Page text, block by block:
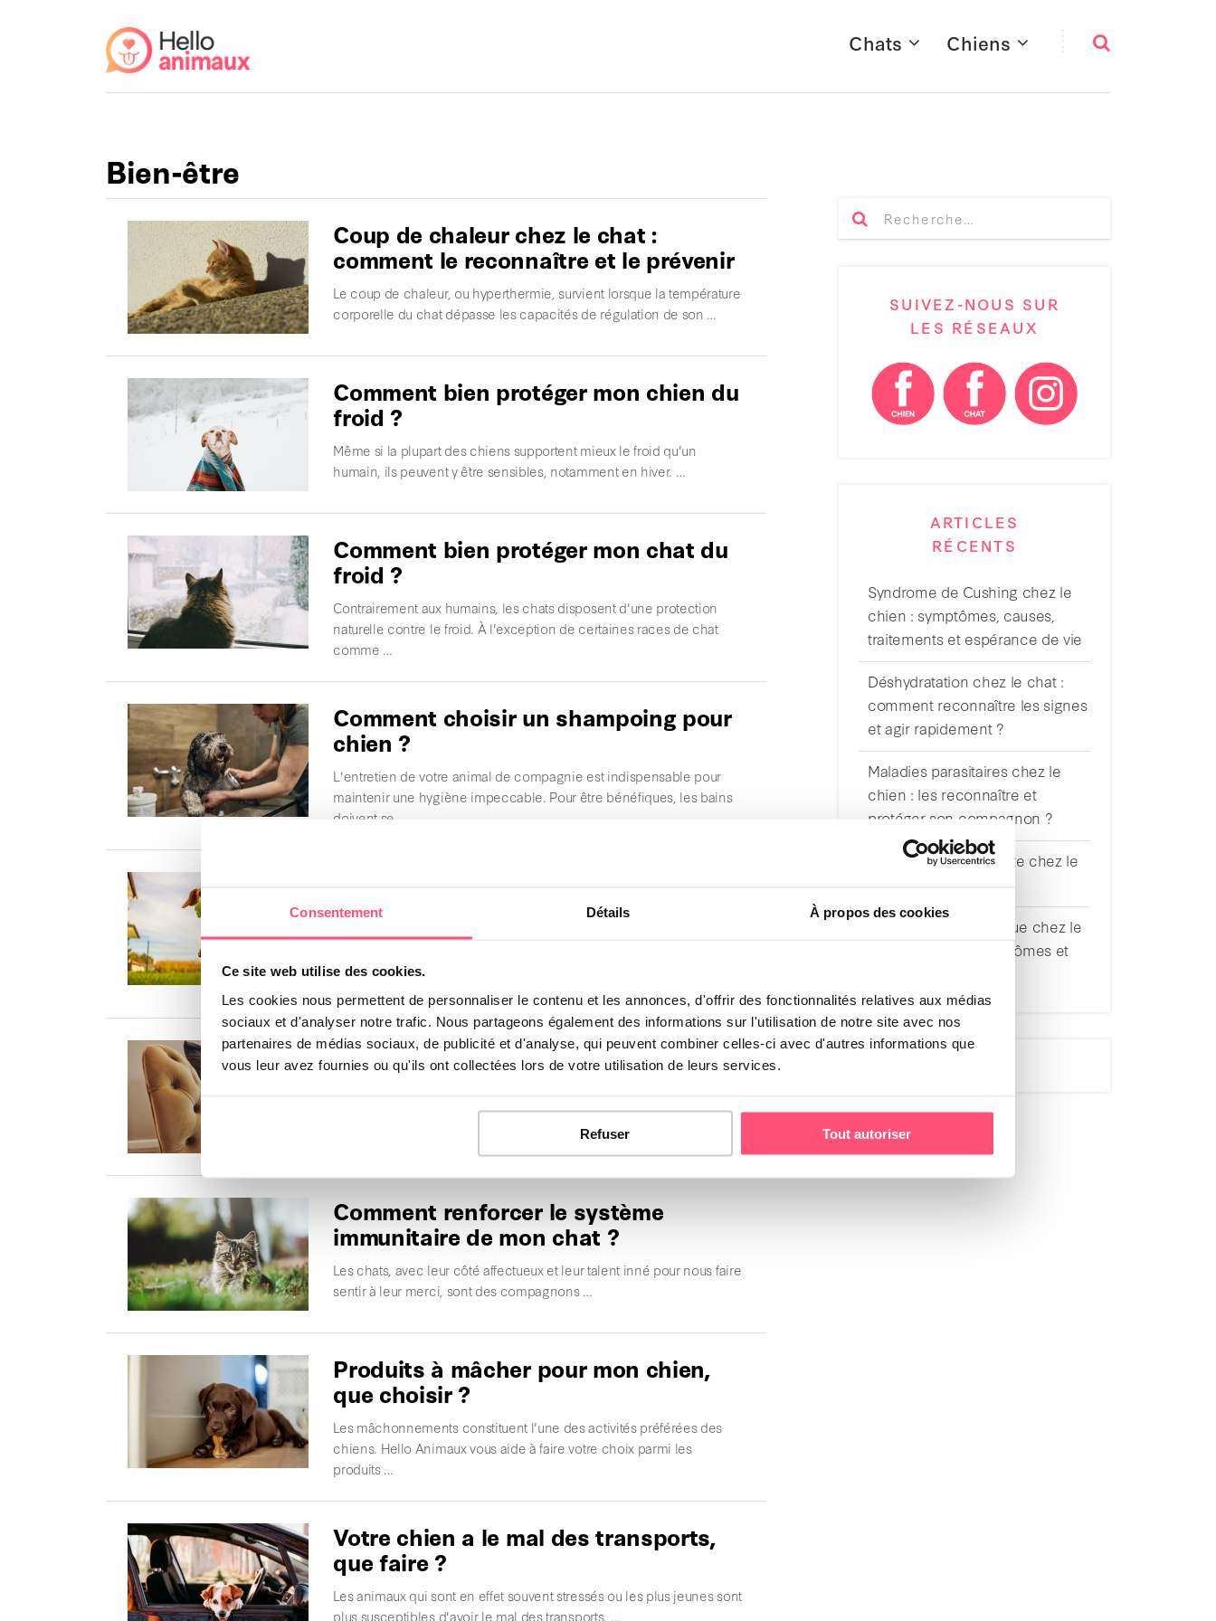
Consentement Détails À propos des cookies
Ce site web utilise des cookies.
Les cookies nous permettent de personnaliser le contenu et les annonces, d'offrir des fonctionnalités relatives aux médias
sociaux et d'analyser notre trafic. Nous partageons également des informations sur l'utilisation de notre site avec nos
partenaires de médias sociaux, de publicité et d'analyse, qui peuvent combiner celles-ci avec d'autres informations que
vous leur avez fournies ou qu'ils ont collectées lors de votre utilisation de leurs services.
Refuser Tout autoriser
Chats Chiens
Bien-être
Coup de chaleur chez le chat :
comment le reconnaître et le prévenir
Le coup de chaleur, ou hyperthermie, survient lorsque la température
corporelle du chat dépasse les capacités de régulation de son …
Comment bien protéger mon chien du
froid ?
Même si la plupart des chiens supportent mieux le froid qu'un
humain, ils peuvent y être sensibles, notamment en hiver. …
Comment bien protéger mon chat du
froid ?
Contrairement aux humains, les chats disposent d'une protection
naturelle contre le froid. À l'exception de certaines races de chat
comme …
Comment choisir un shampoing pour
chien ?
L'entretien de votre animal de compagnie est indispensable pour
maintenir une hygiène impeccable. Pour être bénéfiques, les bains
doivent se …
immunitaire de mon chien ?
Avoir un chien chez soi implique des responsabilités importantes
pour garantir le bien-être de l'animal. Parmi elles, l'amélioration des
L’importance de la stérilisation du
chien
La stérilisation est vivement conseillée pour maintenir le bien-être et
la santé de votre chien et peut même devenir une …
Comment renforcer le système
immunitaire de mon chat ?
Les chats, avec leur côté affectueux et leur talent inné pour nous faire
sentir à leur merci, sont des compagnons …
Produits à mâcher pour mon chien,
que choisir ?
Les mâchonnements constituent l'une des activités préférées des
chiens. Hello Animaux vous aide à faire votre choix parmi les
produits …
Votre chien a le mal des transports,
que faire ?
Les animaux qui sont en effet souvent stressés ou les plus jeunes sont
plus susceptibles d'avoir le mal des transports. …
SUIVEZ-NOUS SUR
LES RÉSEAUX
ARTICLES
RÉCENTS
Syndrome de Cushing chez le
chien : symptômes, causes,
traitements et espérance de vie
Déshydratation chez le chat :
comment reconnaître les signes
et agir rapidement ?
Maladies parasitaires chez le
chien : les reconnaître et
protéger son compagnon ?
Comprendre le diabète chez le
Dermatite séborrhéique chez le
chien : causes, symptômes et